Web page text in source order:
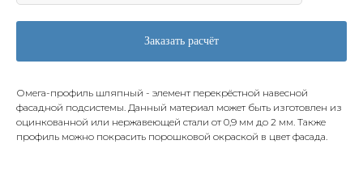
Заказать расчёт
Омега-профиль шляпный - элемент перекрёстной навесной
фасадной подсистемы. Данный материал может быть изготовлен из
оцинкованной или нержавеющей стали от 0,9 мм до 2 мм. Также
профиль можно покрасить порошковой окраской в цвет фасада.